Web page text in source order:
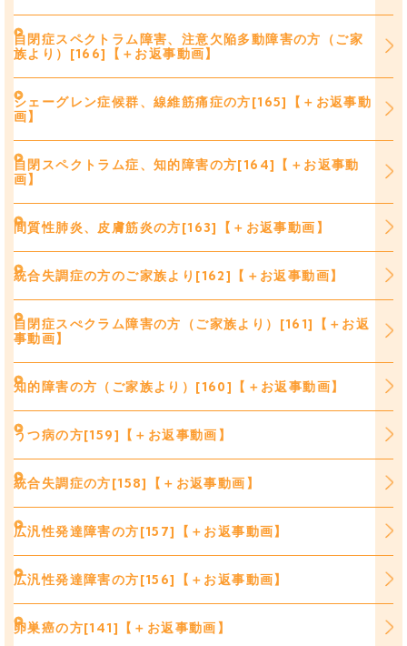
自閉症スペクトラム障害、注意欠陥多動障害の方（ご家
族より）[166]【＋お返事動画】
シェーグレン症候群、線維筋痛症の方[165]【＋お返事動
画】
自閉スペクトラム症、知的障害の方[164]【＋お返事動
画】
間質性肺炎、皮膚筋炎の方[163]【＋お返事動画】
統合失調症の方のご家族より[162]【＋お返事動画】
自閉症スぺクラム障害の方（ご家族より）[161]【＋お返
事動画】
知的障害の方（ご家族より）[160]【＋お返事動画】
うつ病の方[159]【＋お返事動画】
統合失調症の方[158]【＋お返事動画】
広汎性発達障害の方[157]【＋お返事動画】
広汎性発達障害の方[156]【＋お返事動画】
卵巣癌の方[141]【＋お返事動画】